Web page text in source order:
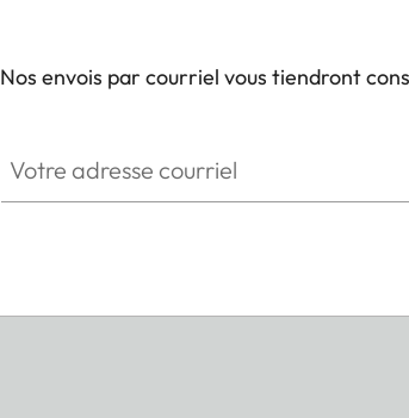
Nos envois par courriel vous tiendront